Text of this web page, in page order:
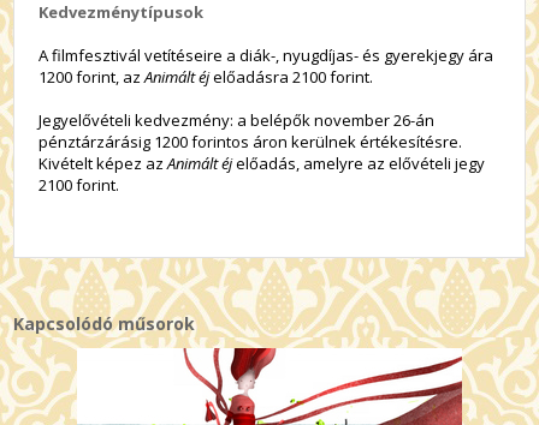
Kedvezménytípusok
A filmfesztivál vetítéseire a diák-, nyugdíjas- és gyerekjegy ára
1200 forint, azAnimált éjelőadásra 2100 forint.
Jegyelővételi kedvezmény: a belépők november 26-án
pénztárzárásig 1200 forintos áron kerülnek értékesítésre.
Kivételt képez azAnimált éjelőadás, amelyre az elővételi jegy
2100 forint.
Kapcsolódó műsorok